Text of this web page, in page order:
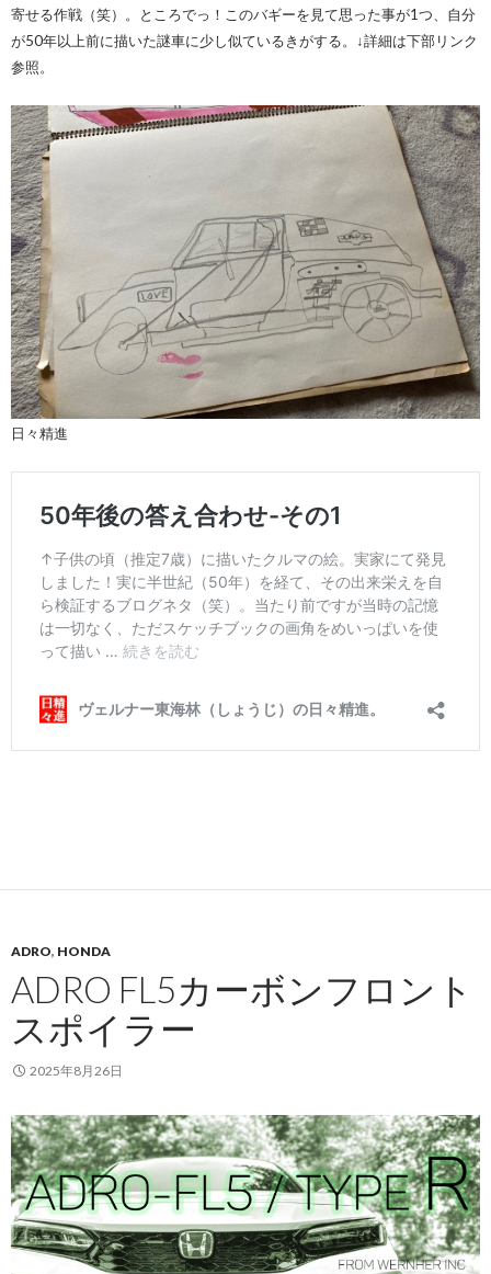
寄せる作戦（笑）。ところでっ！このバギーを見て思った事が1つ、自分
が50年以上前に描いた謎車に少し似ているきがする。↓詳細は下部リンク
参照。
日々精進
ADRO, HONDA
ADRO FL5カーボンフロント
スポイラー
2025年8月26日